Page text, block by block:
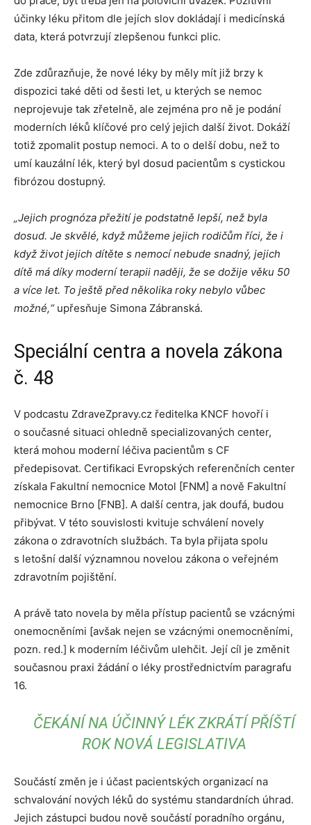
účinky léku přitom dle jejích slov dokládají i medicínská
data, která potvrzují zlepšenou funkci plic.
Zde zdůrazňuje, že nové léky by měly mít již brzy k
dispozici také děti od šesti let, u kterých se nemoc
neprojevuje tak zřetelně, ale zejména pro ně je podání
moderních léků klíčové pro celý jejich další život. Dokáží
totiž zpomalit postup nemoci. A to o delší dobu, než to
umí kauzální lék, který byl dosud pacientům s cystickou
fibrózou dostupný.
„Jejich prognóza přežití je podstatně lepší, než byla
dosud. Je skvělé, když můžeme jejich rodičům říci, že i
když život jejich dítěte s nemocí nebude snadný, jejich
dítě má díky moderní terapii naději, že se dožije věku 50
a více let. To ještě před několika roky nebylo vůbec
možné,“upřesňuje Simona Zábranská.
Speciální centra a novela zákona
č. 48
V podcastu ZdraveZpravy.cz ředitelka KNCF hovoří i
o současné situaci ohledně specializovaných center,
která mohou moderní léčiva pacientům s CF
předepisovat. Certifikaci Evropských referenčních center
získala Fakultní nemocnice Motol [FNM] a nově Fakultní
nemocnice Brno [FNB]. A další centra, jak doufá, budou
přibývat. V této souvislosti kvituje schválení novely
zákona o zdravotních službách. Ta byla přijata spolu
s letošní další významnou novelou zákona o veřejném
zdravotním pojištění.
A právě tato novela by měla přístup pacientů se vzácnými
onemocněními [avšak nejen se vzácnými onemocněními,
pozn. red.] k moderním léčivům ulehčit. Její cíl je změnit
současnou praxi žádání o léky prostřednictvím paragrafu
16.
ČEKÁNÍ NA ÚČINNÝ LÉK ZKRÁTÍ PŘÍŠTÍ
ROK NOVÁ LEGISLATIVA
Součástí změn je i účast pacientských organizací na
schvalování nových léků do systému standardních úhrad.
Jejich zástupci budou nově součástí poradního orgánu,